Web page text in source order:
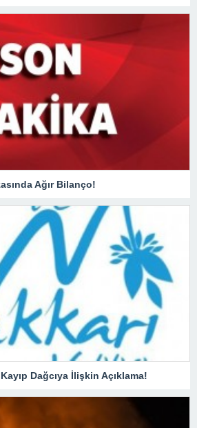
Ağır Bilanço!
Dağcıya İlişkin Açıklama!